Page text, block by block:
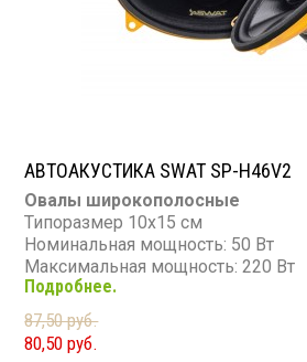
АВТОАКУСТИКА SWAT SP-H46V2
Овалы широкополосные
Типоразмер 10х15 см
Номинальная мощность: 50 Вт
Максимальная мощность: 220 Вт
Диапазон частот: 110 - 16 000 Гц
Чувствительность: 91 дБ
Сопротивление: 4 Ом
Подробнее.
87,50 руб.
80,50 руб.